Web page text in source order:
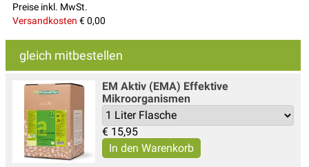
Preise inkl. MwSt.
Versandkosten € 0,00
gleich mitbestellen
EM Aktiv (EMA) Effektive
Mikroorganismen
€ 15,95